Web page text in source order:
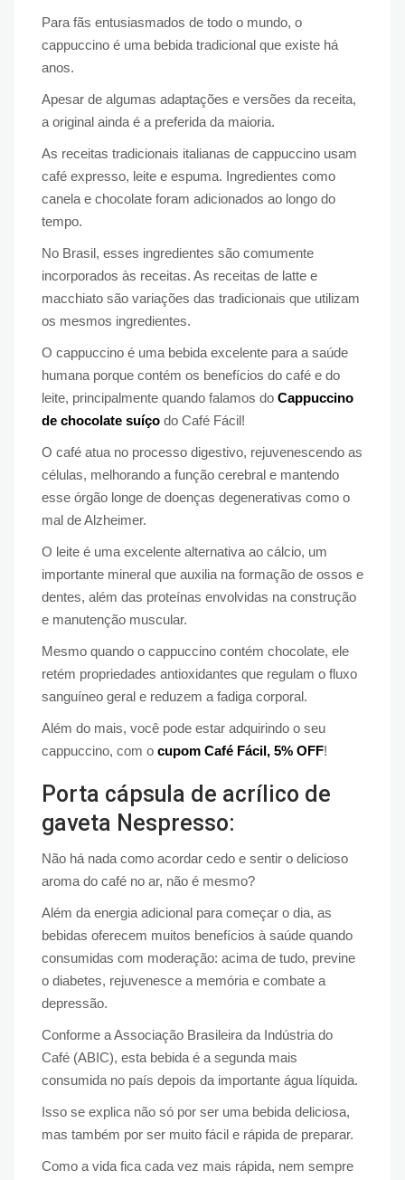
Para fãs entusiasmados de todo o mundo, o
cappuccino é uma bebida tradicional que existe há
anos.
Apesar de algumas adaptações e versões da receita,
a original ainda é a preferida da maioria.
As receitas tradicionais italianas de cappuccino usam
café expresso, leite e espuma. Ingredientes como
canela e chocolate foram adicionados ao longo do
tempo.
No Brasil, esses ingredientes são comumente
incorporados às receitas. As receitas de latte e
macchiato são variações das tradicionais que utilizam
os mesmos ingredientes.
O cappuccino é uma bebida excelente para a saúde
humana porque contém os benefícios do café e do
leite, principalmente quando falamos do Cappuccino
de chocolate suíço do Café Fácil!
O café atua no processo digestivo, rejuvenescendo as
células, melhorando a função cerebral e mantendo
esse órgão longe de doenças degenerativas como o
mal de Alzheimer.
O leite é uma excelente alternativa ao cálcio, um
importante mineral que auxilia na formação de ossos e
dentes, além das proteínas envolvidas na construção
e manutenção muscular.
Mesmo quando o cappuccino contém chocolate, ele
retém propriedades antioxidantes que regulam o fluxo
sanguíneo geral e reduzem a fadiga corporal.
Além do mais, você pode estar adquirindo o seu
cappuccino, com o cupom Café Fácil, 5% OFF!
Porta cápsula de acrílico de
gaveta Nespresso:
Não há nada como acordar cedo e sentir o delicioso
aroma do café no ar, não é mesmo?
Além da energia adicional para começar o dia, as
bebidas oferecem muitos benefícios à saúde quando
consumidas com moderação: acima de tudo, previne
o diabetes, rejuvenesce a memória e combate a
depressão.
Conforme a Associação Brasileira da Indústria do
Café (ABIC), esta bebida é a segunda mais
consumida no país depois da importante água líquida.
Isso se explica não só por ser uma bebida deliciosa,
mas também por ser muito fácil e rápida de preparar.
Como a vida fica cada vez mais rápida, nem sempre